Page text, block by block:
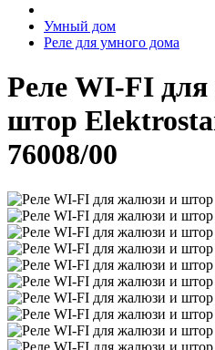
Умный дом
Реле для умного дома
Реле WI-FI
штор
76008/00